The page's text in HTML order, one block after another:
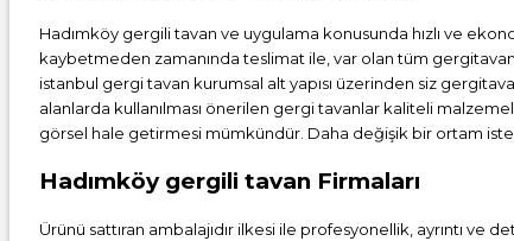
Hadımköy gergili tavan ve uygulama konusunda hızlı ve
kaybetmeden zamanında teslimat ile, var olan tüm
istanbul gergi tavan kurumsal alt yapısı üzerinden siz
alanlarda kullanılması önerilen gergi tavanlar kaliteli
görsel hale getirmesi mümkündür. Daha değişik bir ortam
Hadımköy gergili tavan Firmaları
Ürünü sattıran ambalajıdır ilkesi ile profesyonellik, ayrıntı